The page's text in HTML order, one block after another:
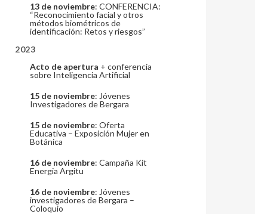
13 de noviembre: CONFERENCIA:
“Reconocimiento facial y otros
métodos biométricos de
identificación: Retos y riesgos”
2023
Acto de apertura + conferencia
sobre Inteligencia Artificial
15 de noviembre: Jóvenes
Investigadores de Bergara
15 de noviembre: Oferta
Educativa – Exposición Mujer en
Botánica
16 de noviembre: Campaña Kit
Energia Argitu
16 de noviembre: Jóvenes
investigadores de Bergara –
Coloquio